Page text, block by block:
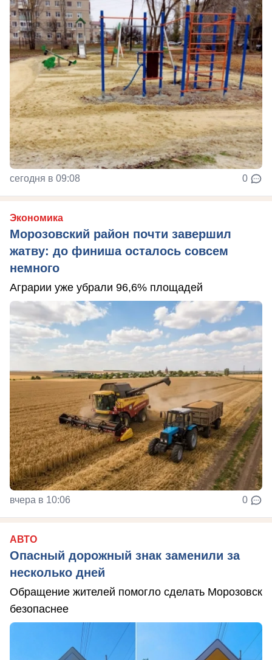
сегодня в 09:08 0
Экономика
Морозовский район почти завершил
жатву: до финиша осталось совсем
немного
Аграрии уже убрали 96,6% площадей
вчера в 10:06 0
АВТО
Опасный дорожный знак заменили за
несколько дней
Обращение жителей помогло сделать Морозовск
безопаснее